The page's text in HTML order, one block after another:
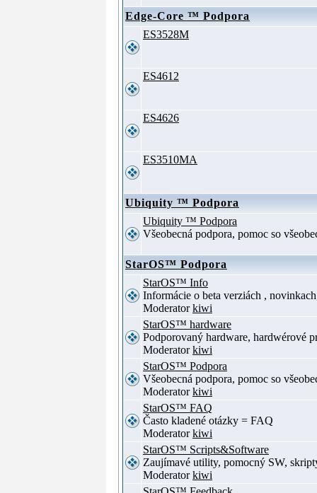
Edge-Core ™ Podpora
ES3528M
ES4612
ES4626
ES3510MA
Ubiquity ™ Podpora
Ubiquity ™ Podpora
Všeobecná podpora, pomoc so
StarOS™ Podpora
StarOS™ Info
Informácie o beta verziách ,
Moderatorkiwi
StarOS™ hardware
Podporovaný hardware, hardwérové
Moderatorkiwi
StarOS™ Podpora
Všeobecná podpora, pomoc so
Moderatorkiwi
StarOS™ FAQ
Často kladené otázky = FAQ
Moderatorkiwi
StarOS™ Scripts&Software
Zaujímavé utility, pomocný SW,
Moderatorkiwi